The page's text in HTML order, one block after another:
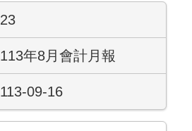
23
113年8月會計月報
113-09-16